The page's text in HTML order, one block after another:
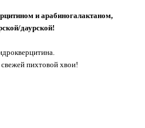
и арабиногалактаном,
даурской!
пихтовой хвои!